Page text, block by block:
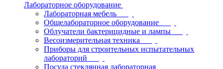
Лабораторное оборудование
Лабораторная мебель
Общелабораторное оборудование
Облучатели бактерицидные и лампы
Весоизмерительная техника
Приборы для строительных испытательных
лабораторий
Посуда стеклянная лабораторная